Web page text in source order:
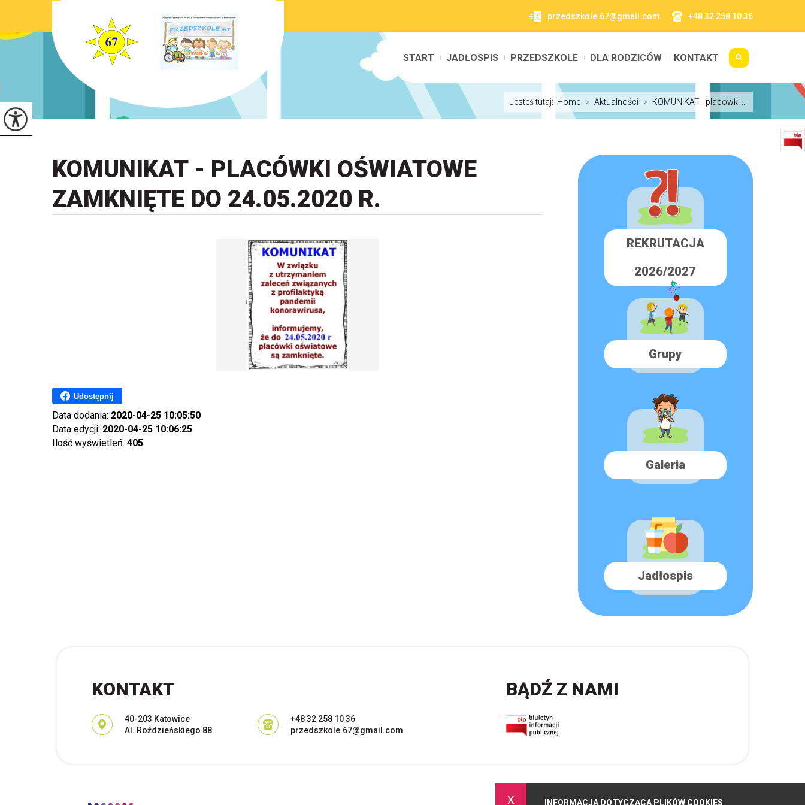
x INFORMACJA DOTYCZĄCA PLIKÓW COOKIES
przedszkole.67@gmail.com +48 32 258 10 36
START JADŁOSPIS PRZEDSZKOLE DLA RODZICÓW KONTAKT
Jesteś tutaj: Home > Aktualności > KOMUNIKAT - placówki ...
KOMUNIKAT - PLACÓWKI OŚWIATOWE
ZAMKNIĘTE DO 24.05.2020 R.
Udostępnij
Data dodania: 2020-04-25 10:05:50
Data edycji: 2020-04-25 10:06:25
Ilość wyświetleń: 405
REKRUTACJA
2026/2027
Grupy
Galeria
Jadłospis
KONTAKT
Adres pocztowy:
40-203 Katowice
Al. Roździeńskiego 88
+48 32 258 10 36
przedszkole.67@gmail.com
BĄDŹ Z NAMI